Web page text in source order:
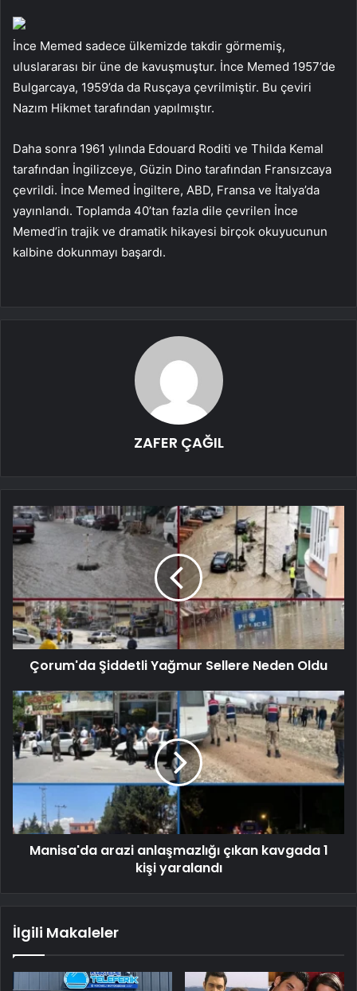
İnce Memed sadece ülkemizde takdir görmemiş,
uluslararası bir üne de kavuşmuştur. İnce Memed 1957’de
Bulgarcaya, 1959’da da Rusçaya çevrilmiştir. Bu çeviri
Nazım Hikmet tarafından yapılmıştır.
Daha sonra 1961 yılında Edouard Roditi ve Thilda Kemal
tarafından İngilizceye, Güzin Dino tarafından Fransızcaya
çevrildi. İnce Memed İngiltere, ABD, Fransa ve İtalya’da
yayınlandı. Toplamda 40’tan fazla dile çevrilen İnce
Memed’in trajik ve dramatik hikayesi birçok okuyucunun
kalbine dokunmayı başardı.
ZAFER ÇAĞIL
Çorum'da Şiddetli Yağmur Sellere Neden Oldu
Manisa'da arazi anlaşmazlığı çıkan kavgada 1
kişi yaralandı
İlgili Makaleler